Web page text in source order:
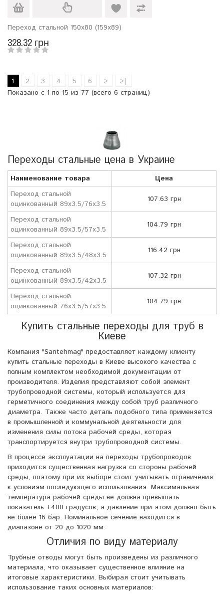
Переход стальной 150х80 (159х89)
328.32 грн
1 2 3 4 5 6 >
>|
Показано с 1 по 15 из 77 (всего 6 страниц)
Переходы стальные цена в Украине
Наименование товара
Цена
Переход стальной
оцинкованный 89х3.5/76х3.5
107.63 грн
Переход стальной
оцинкованный 89х3.5/57х3.5
104.79 грн
Переход стальной
оцинкованный 89х3.5/48х3.5
116.42 грн
Переход стальной
оцинкованный 89х3.5/42х3.5
107.32 грн
Переход стальной
оцинкованный 76х3.5/57х3.5
104.79 грн
Купить стальные переходы для труб в
Киеве
Компания "Santehmag" предоставляет каждому клиенту
купить стальные переходы в Киеве высокого качества с
полным комплектом необходимой документации от
производителя. Изделия представляют собой элемент
трубопроводной системы, который используется для
герметичного соединения между собой труб различного
диаметра. Также часто деталь подобного типа применяется
в промышленной и коммунальной деятельности для
изменения силы потока рабочей среды, которая
транспортируется внутри трубопроводной системы.
В процессе эксплуатации на переходы трубопроводов
приходится существенная нагрузка со стороны рабочей
среды, поэтому при их выборе стоит учитывать ограничения
к условиям последующего использования. Максимальная
температура рабочей среды не должна превышать
показатель +400 градусов, а давление при этом должно быть
не более 16 бар. Номинальное сечение находится в
диапазоне от 20 до 1020 мм.
Отличия по виду материалу
Трубные отводы могут быть произведены из различного
материала, что оказывает существенное влияние на
итоговые характеристики. Выбирая стоит учитывать
использование таких основных материалов: